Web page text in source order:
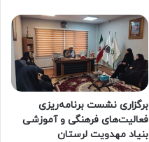
برگزاری نشست برنامه‌ریزی
فعالیت‌های فرهنگی و آموزشی
بنیاد مهدویت لرستان